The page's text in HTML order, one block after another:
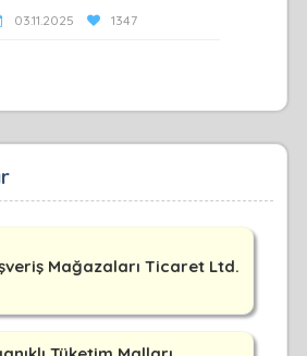
03.11.2025 1347
Mağazaları Ticaret Ltd.